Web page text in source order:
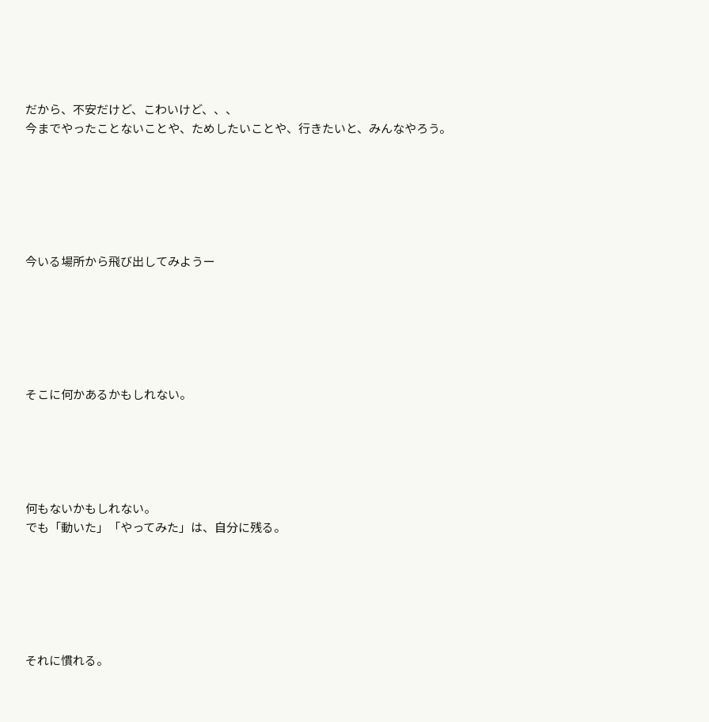
だから、不安だけど、こわいけど、、、
今までやったことないことや、ためしたいことや、行きたいと、みんなやろう。
今いる場所から飛び出してみようー
そこに何かあるかもしれない。
何もないかもしれない。
でも「動いた」「やってみた」は、自分に残る。
それに慣れる。